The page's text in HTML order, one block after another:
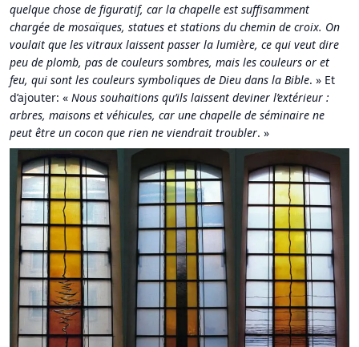
quelque chose de figuratif, car la chapelle est suffisamment
chargée de mosaïques, statues et stations du chemin de croix. On
voulait que les vitraux laissent passer la lumière, ce qui veut dire
peu de plomb, pas de couleurs sombres, mais les couleurs or et
feu, qui sont les couleurs symboliques de Dieu dans la Bible. » Et
d’ajouter: « Nous souhaitions qu’ils laissent deviner l’extérieur :
arbres, maisons et véhicules, car une chapelle de séminaire ne
peut être un cocon que rien ne viendrait troubler. »